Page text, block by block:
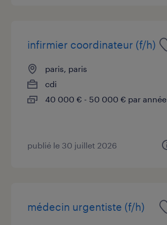
infirmier coordinateur (f/h)
paris, paris
cdi
40 000 € - 50 000 € par année
publié le 30 juillet 2026
médecin urgentiste (f/h)